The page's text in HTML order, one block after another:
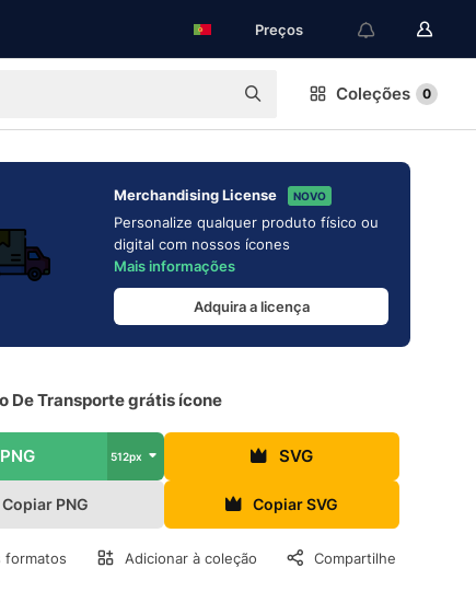
Preços
Coleções 0
Merchandising License NOVO
Personalize qualquer produto físico ou
digital com nossos ícones
Mais informações
Adquira a licença
De Transporte grátis ícone
PNG 512px SVG
Copiar PNG Copiar SVG
formatos Adicionar à coleção Compartilhe